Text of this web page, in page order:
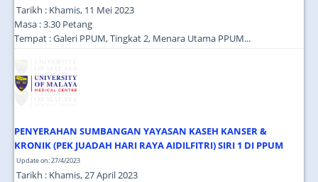
Tarikh : Khamis, 11 Mei 2023
Masa : 3.30 Petang
Tempat : Galeri PPUM, Tingkat 2, Menara Utama PPUM...
PENYERAHAN SUMBANGAN YAYASAN KASEH KANSER &
KRONIK (PEK JUADAH HARI RAYA AIDILFITRI) SIRI 1 DI PPUM
Update on: 27/4/2023
Tarikh : Khamis, 27 April 2023